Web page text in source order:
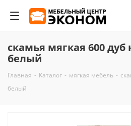
скамья мягкая 600 дуб
белый
Главная - Каталог - мягкая мебель -
белый